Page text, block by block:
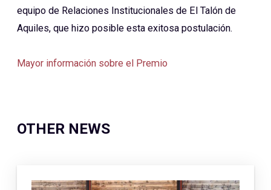
equipo de Relaciones Institucionales de El Talón de
Aquiles, que hizo posible esta exitosa postulación.
Mayor información sobre el Premio
OTHER NEWS